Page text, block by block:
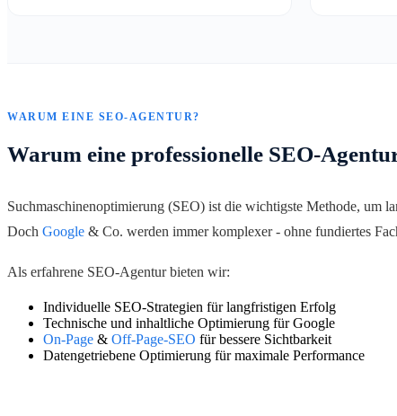
WARUM EINE SEO-AGENTUR?
Warum eine professionelle SEO-
Suchmaschinenoptimierung (SEO) ist die wichtigste Methode, um
Doch Google & Co. werden immer komplexer - ohne fundiertes
Als erfahrene SEO-Agentur bieten wir:
Individuelle SEO-Strategien für langfristigen Erfolg
Technische und inhaltliche Optimierung für Google
On-Page & Off-Page-SEO für bessere Sichtbarkeit
Datengetriebene Optimierung für maximale Performance